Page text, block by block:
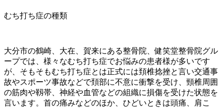
むち打ち症の種類
大分市の鶴崎、大在、賀来にある整骨院、健笑堂整骨院グル
ープでは、様々なむち打ち症でお悩みの患者様が多いです
が、そもそもむち打ち症とは正式には頚椎捻挫と言い交通事
故やスポーツ事故などで頚部に不意に衝撃を受け、頸椎周囲
の筋肉や靱帯、神経や血管などの組織に損傷を受けた状態を
言います。首の痛みなどのほか、ひどいときは頭痛、肩こ